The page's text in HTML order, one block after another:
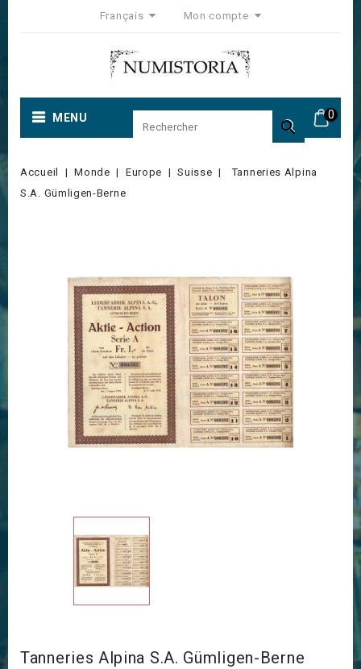
Français Mon compte
0
MENU 
Accueil Monde Europe Suisse
Tanneries Alpina
S.A. Gümligen-Berne
Tanneries Alpina S.A. Gümligen-Berne